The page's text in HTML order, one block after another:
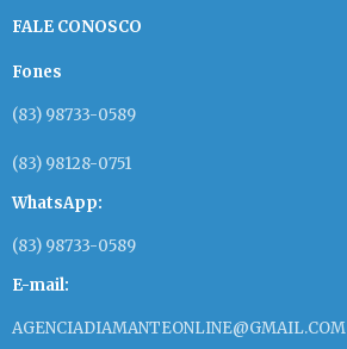
FALE CONOSCO
Fones
(83) 98733-0589
(83) 98128-0751
WhatsApp:
(83) 98733-0589
E-mail:
AGENCIADIAMANTEONLINE@GMAIL.COM